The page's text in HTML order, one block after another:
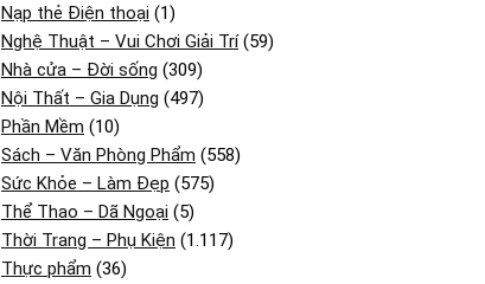
Nạp thẻ Điện thoại (1)
Nghệ Thuật – Vui Chơi Giải Trí(59)
Nhà cửa – Đời sống (309)
Nội Thất – Gia Dụng (497)
Phần Mềm (10)
Sách – Văn Phòng Phẩm (558)
Sức Khỏe – Làm Đẹp (575)
Thể Thao – Dã Ngoại (5)
Thời Trang – Phụ Kiện (1.117)
Thực phẩm (36)